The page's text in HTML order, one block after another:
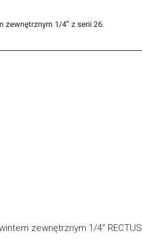
zewnętrznym 1/4" z serii 26.
zewnętrznym 1/4" RECTUS